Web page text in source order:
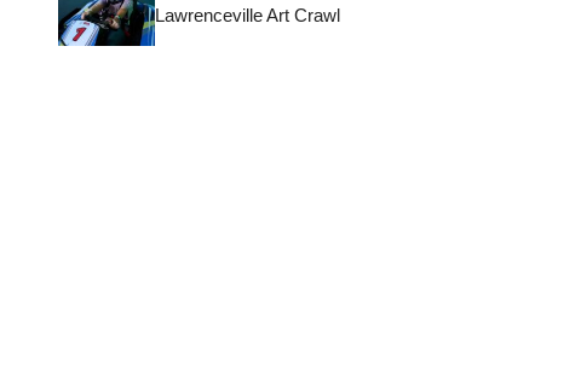
Lawrenceville Art Crawl